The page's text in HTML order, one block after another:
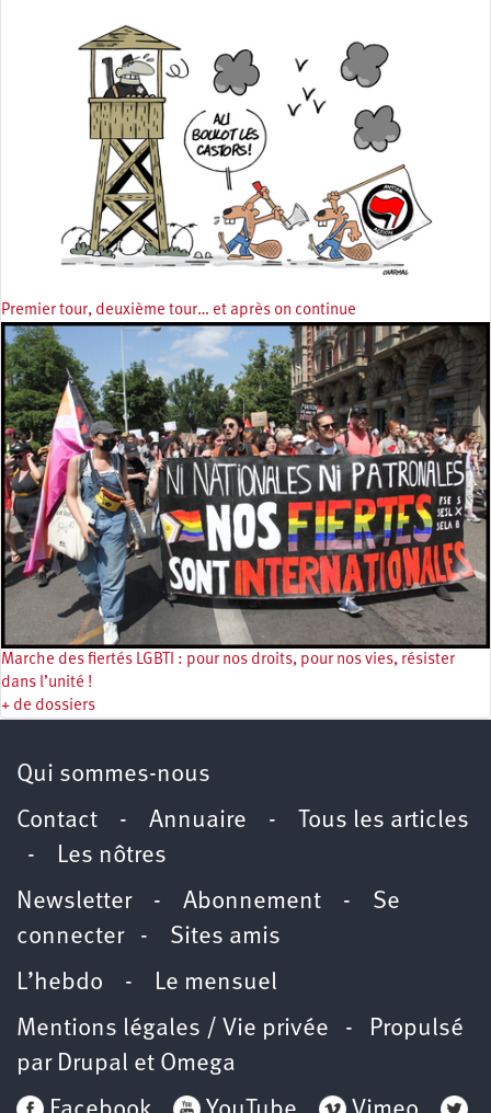
Premier tour, deuxième tour… et après on continue
Marche des fiertés LGBTI : pour nos droits, pour nos vies, résister
dans l’unité !
+ de dossiers
Qui sommes-nous
Contact - Annuaire - Tous les articles
-
Les nôtres
Newsletter- Abonnement - Se
connecter- Sites amis
L’hebdo -
Le mensuel
Mentions légales / Vie privée - Propulsé
par Drupal et Omega